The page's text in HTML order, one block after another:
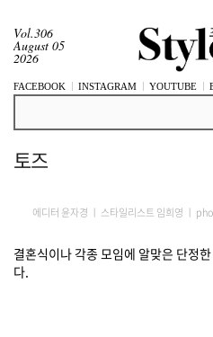
Vol.306
August 05
2026
FACEBOOK INSTAGRAM YOUTUBE
토즈
에디터 윤자경 ㅣ 스타일리스트 임희영 ㅣ
결혼식이나 각종 모임에 알맞은 단정
다.